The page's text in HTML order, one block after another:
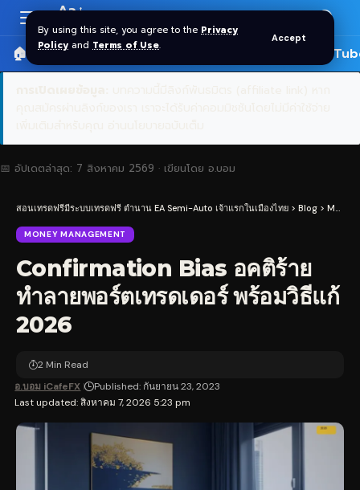
By using this site, you agree to the Privacy
Policy and Terms of Use.
Accept
Resizer
Aa
🏠 หน้าแรก ราคาทอง SPDR 🎬
📅 อัปเดตล่าสุด: 7 สิงหาคม 2569 · เขียนโดย อ.บอม
สอนเทรดฟรีมีระบบเทรดฟรี ตำนาน EA Semi-Auto เจ้าแรกในเมืองไทย > Blog > Money Management
MONEY MANAGEMENT
Confirmation Bias อคติร้าย
ทำลายพอร์ตเทรดเดอร์ พร้อมวิธีแก้
2026
Last updated: สิงหาคม 7, 2026 5:23 pm
อ.บอม iCafeFX Published: กันยายน 23, 2023
2 Min Read